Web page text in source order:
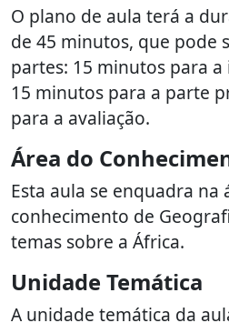
O plano de aula terá a
de 45 minutos, que pode
partes: 15 minutos para
15 minutos para a parte
para a avaliação.
Área do
Esta aula se enquadra na
conhecimento de
temas sobre a África.
Unidade Temática
A unidade temática da